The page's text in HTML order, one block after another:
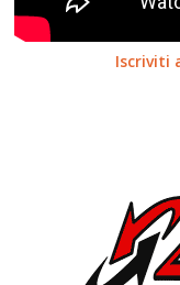
Iscriviti